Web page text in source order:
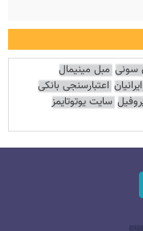
سونی مبل مینیمال
اعتبارسنجی بانکی
سایت یوتوتایمز